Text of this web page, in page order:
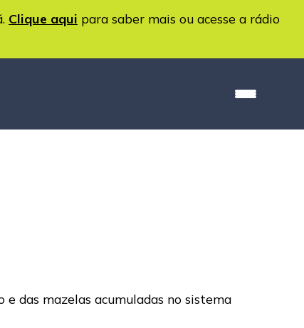
Clique aqui para saber mais ou acesse a rádio
das mazelas acumuladas no sistema